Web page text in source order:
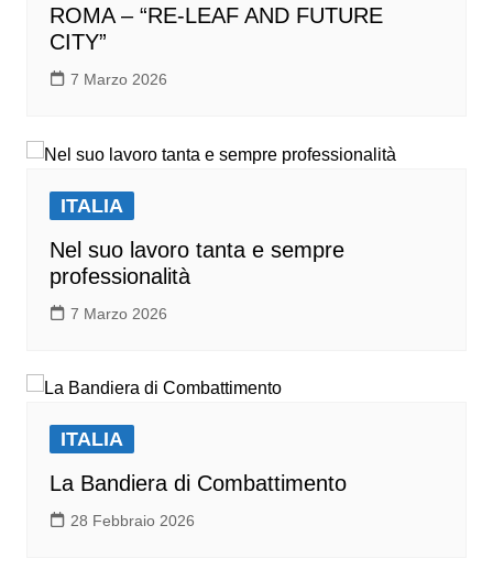
ROMA – “RE-LEAF AND FUTURE
CITY”
7 Marzo 2026
ITALIA
Nel suo lavoro tanta e sempre
professionalità
7 Marzo 2026
ITALIA
La Bandiera di Combattimento
28 Febbraio 2026